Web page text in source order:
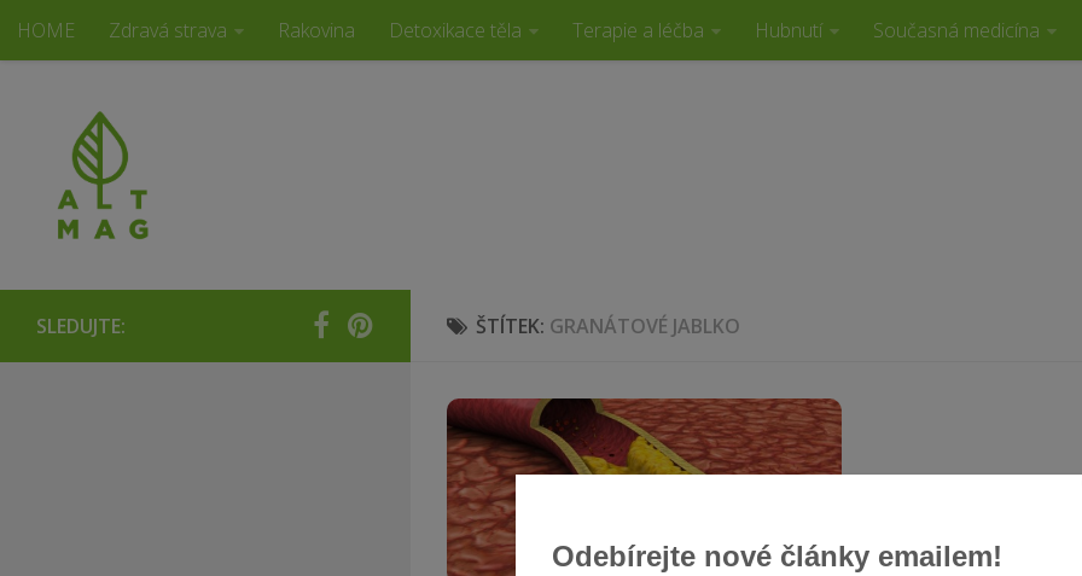
HOME Zdravá strava Rakovina Detoxikace těla Terapie a léčba Hubnutí Současná medicína
ŠTÍTEK: GRANÁTOVÉ JABLKO
SLEDUJTE: